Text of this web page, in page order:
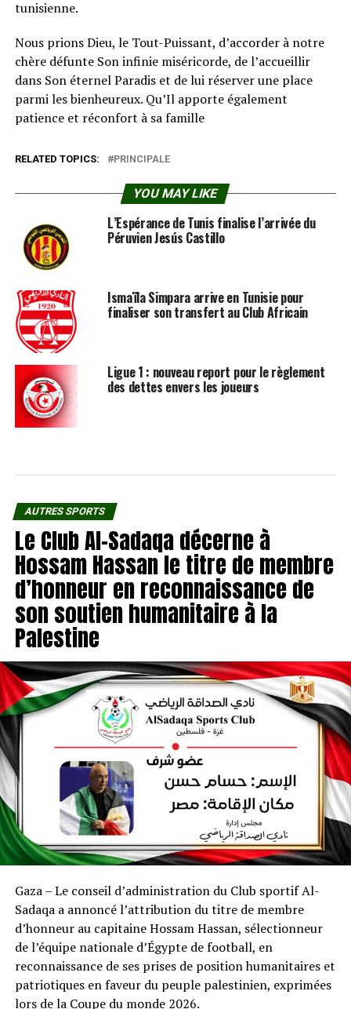
tunisienne.
Nous prions Dieu, le Tout-Puissant, d’accorder à notre
chère défunte Son infinie miséricorde, de l’accueillir
dans Son éternel Paradis et de lui réserver une place
parmi les bienheureux. Qu’Il apporte également
patience et réconfort à sa famille
RELATED TOPICS: PRINCIPALE
YOU MAY LIKE
L’Espérance de Tunis finalise l’arrivée du
Péruvien Jesús Castillo
Ismaïla Simpara arrive en Tunisie pour
finaliser son transfert au Club Africain
Ligue 1 : nouveau report pour le règlement
des dettes envers les joueurs
AUTRES SPORTS
Le Club Al-Sadaqa décerne à
Hossam Hassan le titre de membre
d’honneur en reconnaissance de
son soutien humanitaire à la
Palestine
Gaza – Le conseil d’administration du Club sportif Al-
Sadaqa a annoncé l’attribution du titre de membre
d’honneur au capitaine Hossam Hassan, sélectionneur
de l’équipe nationale d’Égypte de football, en
reconnaissance de ses prises de position humanitaires et
patriotiques en faveur du peuple palestinien, exprimées
lors de la Coupe du monde 2026.